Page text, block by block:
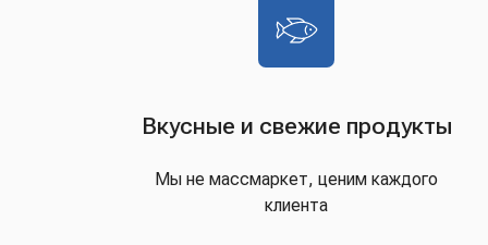
Вкусные и свежие продукты
Мы не массмаркет, ценим каждого
клиента